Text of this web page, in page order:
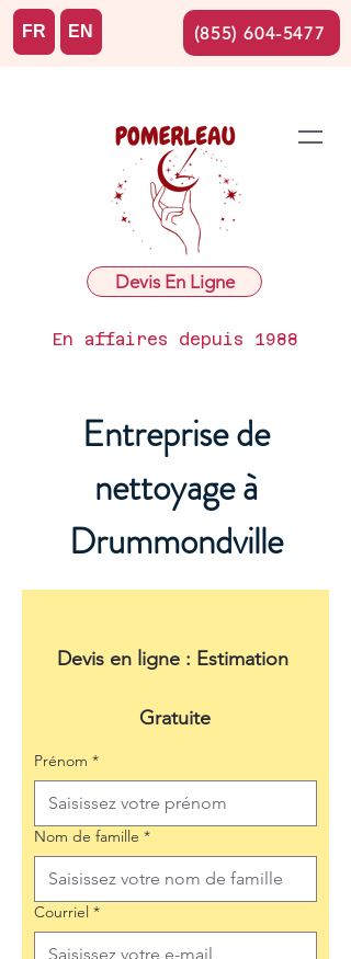
Devis En Ligne
En affaires depuis 1988
FR EN (855) 604-5477
Entreprise de
nettoyage à
Drummondville
Devis en ligne : Estimation
Gratuite
Prénom *
Nom de famille *
Courriel *